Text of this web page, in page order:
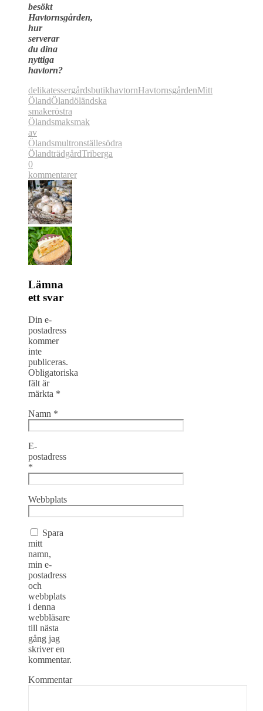
besökt
Havtornsgården,
hur
serverar
du dina
nyttiga
havtorn?
delikatessergårdsbutikhavtornHavtornsgårdenMitt
ÖlandÖlandöländska
smakeröstra
Ölandsmaksmak
av
Ölandsmultronställesödra
ÖlandträdgårdTriberga
0
kommentarer
Lämna
ett svar
Din e-
postadress
kommer
inte
publiceras.
Obligatoriska
fält är
märkta *
Namn *
E-
postadress
*
Webbplats
Spara
mitt
namn,
min e-
postadress
och
webbplats
i denna
webbläsare
till nästa
gång jag
skriver en
kommentar.
Kommentar